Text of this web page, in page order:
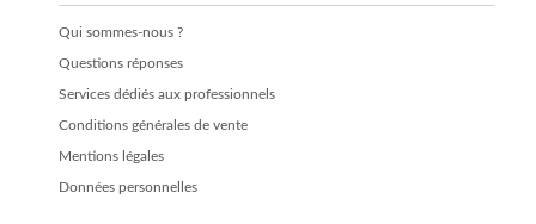
Qui sommes-nous ?
Questions réponses
Services dédiés aux professionnels
Conditions générales de vente
Mentions légales
Données personnelles